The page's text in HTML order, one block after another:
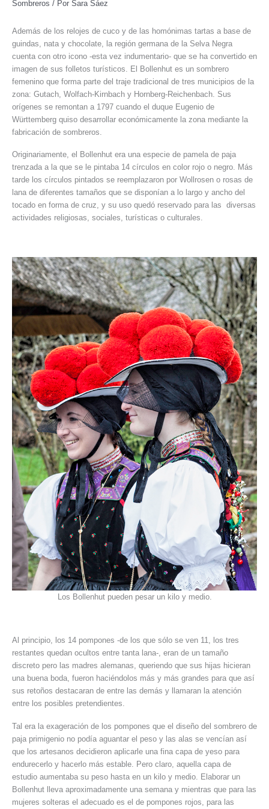
Sombreros / Por Sara Sáez
Además de los relojes de cuco y de las homónimas tartas a base de
guindas, nata y chocolate, la región germana de la Selva Negra
cuenta con otro icono -esta vez indumentario- que se ha convertido en
imagen de sus folletos turísticos. El Bollenhut es un sombrero
femenino que forma parte del traje tradicional de tres municipios de la
zona: Gutach, Wolfach-Kirnbach y Hornberg-Reichenbach. Sus
orígenes se remontan a 1797 cuando el duque Eugenio de
Württemberg quiso desarrollar económicamente la zona mediante la
fabricación de sombreros.
Originariamente, el Bollenhut era una especie de pamela de paja
trenzada a la que se le pintaba 14 círculos en color rojo o negro. Más
tarde los círculos pintados se reemplazaron por Wollrosen o rosas de
lana de diferentes tamaños que se disponían a lo largo y ancho del
tocado en forma de cruz, y su uso quedó reservado para las diversas
actividades religiosas, sociales, turísticas o culturales.
Los Bollenhut pueden pesar un kilo y medio.
Al principio, los 14 pompones -de los que sólo se ven 11, los tres
restantes quedan ocultos entre tanta lana-, eran de un tamaño
discreto pero las madres alemanas, queriendo que sus hijas hicieran
una buena boda, fueron haciéndolos más y más grandes para que así
sus retoños destacaran de entre las demás y llamaran la atención
entre los posibles pretendientes.
Tal era la exageración de los pompones que el diseño del sombrero de
paja primigenio no podía aguantar el peso y las alas se vencían así
que los artesanos decidieron aplicarle una fina capa de yeso para
endurecerlo y hacerlo más estable. Pero claro, aquella capa de
estudio aumentaba su peso hasta en un kilo y medio. Elaborar un
Bollenhut lleva aproximadamente una semana y mientras que para las
mujeres solteras el adecuado es el de pompones rojos, para las